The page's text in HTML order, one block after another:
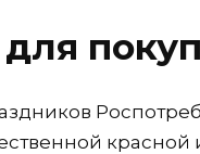
красной